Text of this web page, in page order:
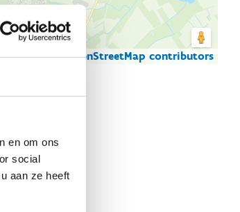
en om ons
social
aan ze heeft
© OpenStreetMap contributors